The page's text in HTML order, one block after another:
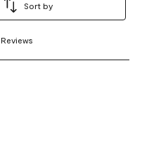
Sort by
Reviews